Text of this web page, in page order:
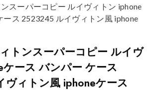
スーパーコピー ルイヴィトン iphone
ース 2523245 ルイヴィトン風 iphone
トンスーパーコピー ルイヴ
ース バンパー ケース
ィトン風 iphoneケース